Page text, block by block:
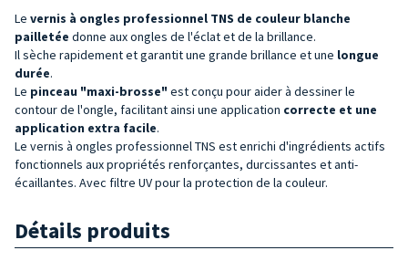
Le vernis à ongles professionnel TNS de couleur blanche
pailletée donne aux ongles de l'éclat et de la brillance.
Il sèche rapidement et garantit une grande brillance et une longue
durée.
Le pinceau "maxi-brosse" est conçu pour aider à dessiner le
contour de l'ongle, facilitant ainsi une application correcte et une
application extra facile.
Le vernis à ongles professionnel TNS est enrichi d'ingrédients actifs
fonctionnels aux propriétés renforçantes, durcissantes et anti-
écaillantes. Avec filtre UV pour la protection de la couleur.
Détails produits